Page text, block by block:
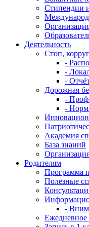
Стипендии
Деятельность
Стоп,
-
-
-
Дорожная
-
-
Академия
База знаний
Родителям
Программа
Полезные
-